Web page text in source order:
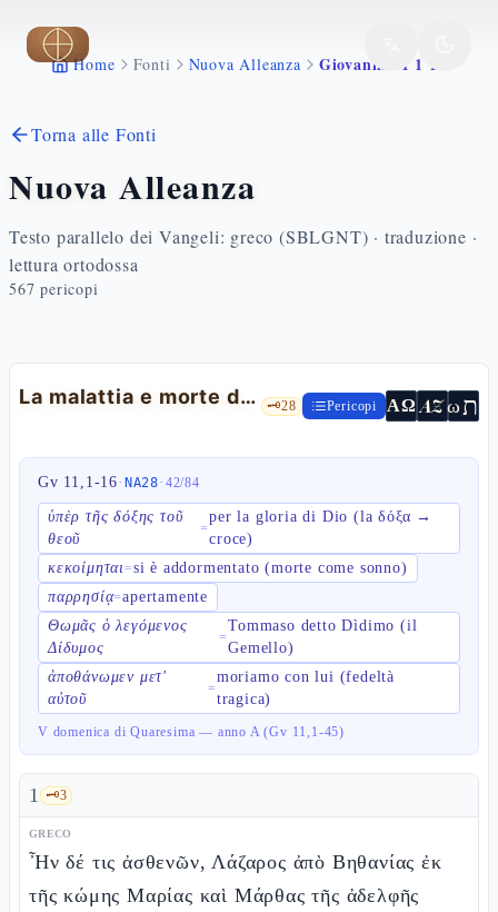
Vai al contenuto principale
Home Fonti Nuova Alleanza Giovanni 11 1 16
Torna alle Fonti
Nuova Alleanza
Testo parallelo dei Vangeli: greco (SBLGNT) · traduzione ·
lettura ortodossa
567 pericopi
La malattia e morte di Lazzaro 🗝️28 Pericopi ΑΩ AZωת
Gv 11,1-16· NA28· 42/84
ὑπὲρ τῆς δόξης τοῦ
θεοῦ
=
per la gloria di Dio (la δόξα →
croce)
κεκοίμηται=si è addormentato (morte come sonno)
παρρησίᾳ=apertamente
Θωμᾶς ὁ λεγόμενος
Δίδυμος
=
Tommaso detto Dìdimo (il
Gemello)
ἀποθάνωμεν μετ'
αὐτοῦ
=
moriamo con lui (fedeltà
tragica)
V domenica di Quaresima — anno A (Gv 11,1-45)
1 🗝️3
GRECO
Ἦν δέ τις ἀσθενῶν, Λάζαρος ἀπὸ Βηθανίας ἐκ
τῆς κώμης Μαρίας καὶ Μάρθας τῆς ἀδελφῆς